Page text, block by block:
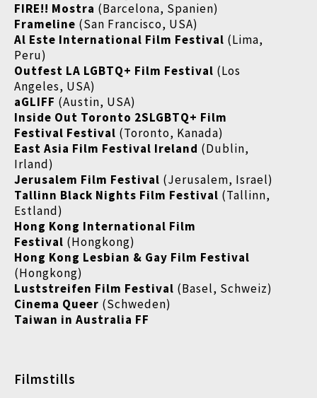
FIRE!! Mostra (Barcelona, Spanien)
Frameline (San Francisco, USA)
Al Este International Film Festival (Lima,
Peru)
Outfest LA LGBTQ+ Film Festival (Los
Angeles, USA)
aGLIFF (Austin, USA)
Inside Out Toronto 2SLGBTQ+ Film
Festival Festival (Toronto, Kanada)
East Asia Film Festival Ireland (Dublin,
Irland)
Jerusalem Film Festival (Jerusalem, Israel)
Tallinn Black Nights Film Festival (Tallinn,
Estland)
Hong Kong International Film
Festival (Hongkong)
Hong Kong Lesbian & Gay Film Festival
(Hongkong)
Luststreifen Film Festival (Basel, Schweiz)
Cinema Queer (Schweden)
Taiwan in Australia FF
Filmstills